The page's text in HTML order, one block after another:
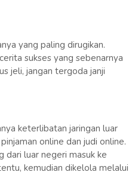
yang paling dirugikan.
sukses yang sebenarnya
jeli, jangan tergoda janji
keterlibatan jaringan luar
online dan judi online.
dari luar negeri masuk ke
kemudian dikelola melalui